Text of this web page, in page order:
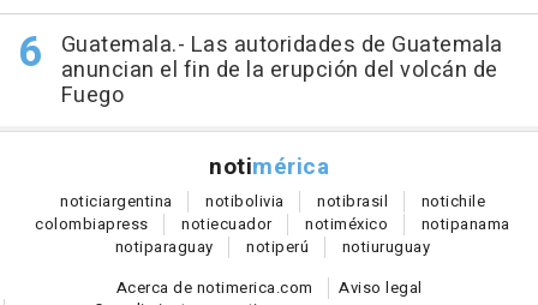
Guatemala.- Las autoridades de Guatemala
anuncian el fin de la erupción del volcán de
Fuego
notimérica
noticiargentina notibolivia notibrasil notichile
colombiapress notiecuador notiméxico notipanama
notiparaguay notiperú notiuruguay
Acerca de notimerica.com
Aviso legal